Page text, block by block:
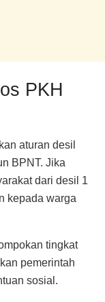
PKH
aturan desil
BPNT. Jika
dari desil 1
kepada warga
tingkat
pemerintah
sosial.